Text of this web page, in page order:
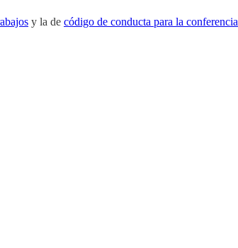
y la de código de conducta para la conferencia